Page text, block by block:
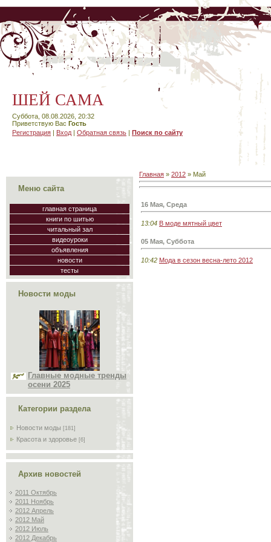
ШЕЙ САМА
Суббота, 08.08.2026, 20:32
Приветствую Вас Гость
Регистрация | Вход | Обратная связь | Поиск по сайту
Меню сайта
главная страница
книги по шитью
читальный зал
видеоуроки
объявления
новости
тесты
Новости моды
Главные модные тренды
осени 2025
Категории раздела
Новости моды [181]
Красота и здоровье [6]
Архив новостей
2011 Октябрь
2011 Ноябрь
2012 Апрель
2012 Май
2012 Июль
2012 Декабрь
Главная » 2012 » Май
16 Мая, Среда
13:04 В моде мятный цвет
05 Мая, Суббота
10:42 Мода в сезон весна-лето 2012